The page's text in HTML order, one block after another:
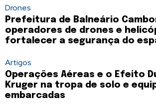
Drones
Prefeitura de Balneário
operadores de drones e
fortalecer a segurança do
Artigos
Operações Aéreas e o Efeito
Kruger na tropa de solo e
embarcadas